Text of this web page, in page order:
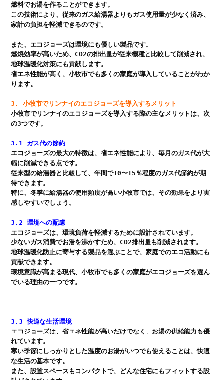
燃料でお湯を作ることができます。
この技術により、従来のガス給湯器よりもガス使用量が少なく済み、
家計の負担を軽減できるのです。
また、エコジョーズは環境にも優しい製品です。
燃焼効率が高いため、CO2の排出量が従来機種と比較して削減され、
地球温暖化対策にも貢献します。
省エネ性能が高く、小牧市でも多くの家庭が導入していることがわか
ります。
3. 小牧市でリンナイのエコジョーズを導入するメリット
小牧市でリンナイのエコジョーズを導入する際の主なメリットは、次
の3つです。
3.1 ガス代の節約
エコジョーズの最大の特徴は、省エネ性能により、毎月のガス代が大
幅に削減できる点です。
従来型の給湯器と比較して、年間で10〜15％程度のガス代節約が期
待できます。
特に、冬季に給湯器の使用頻度が高い小牧市では、その効果をより実
感しやすいでしょう。
3.2 環境への配慮
エコジョーズは、環境負荷を軽減するために設計されています。
少ないガス消費でお湯を沸かすため、CO2排出量も削減されます。
地球温暖化防止に寄与する製品を選ぶことで、家庭でのエコ活動にも
貢献できます。
環境意識が高まる現代、小牧市でも多くの家庭がエコジョーズを選ん
でいる理由の一つです。
3.3 快適な生活環境
エコジョーズは、省エネ性能が高いだけでなく、お湯の供給能力も優
れています。
寒い季節にしっかりとした温度のお湯がいつでも使えることは、快適
な生活の基本です。
また、設置スペースもコンパクトで、どんな住宅にもフィットする設